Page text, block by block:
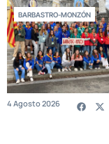
BARBASTRO-MONZÓN
4 Agosto 2026